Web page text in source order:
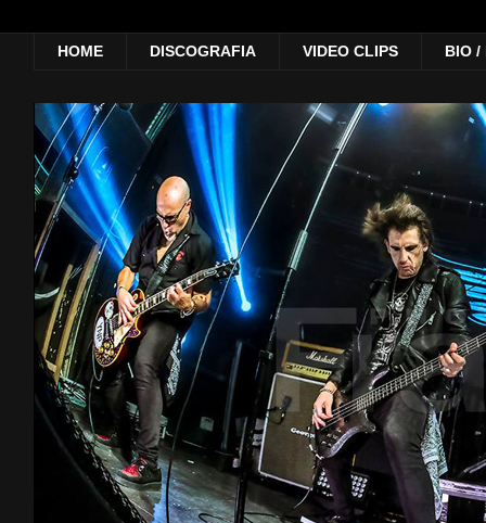
HOME DISCOGRAFIA VIDEO CLIPS BIO /